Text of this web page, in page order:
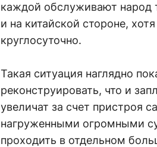
каждой обслуживают народ
и на китайской стороне,
круглосуточно.
Такая ситуация наглядно
реконструировать, что и
увеличат за счет пристроя
нагруженными огромными
проходить в отдельном